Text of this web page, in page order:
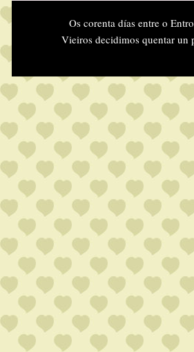
Os corenta días entre o
Vieiros decidimos quentar un